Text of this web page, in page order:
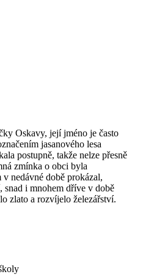
Oskavy, její jméno je často
jasanového lesa
postupně, takže nelze přesně
zmínka o obci byla
nedávné době prokázal,
snad i mnohem dříve v době
zlato a rozvíjelo železářství.